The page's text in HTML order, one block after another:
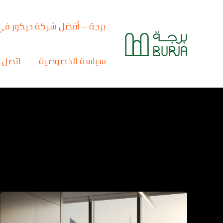
برجة – أفضل شركة ديكور
سياسة الخصوصية اتصل